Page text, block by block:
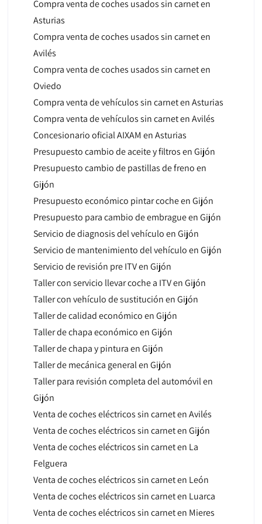
Compra venta de coches usados sin carnet en
Asturias
Compra venta de coches usados sin carnet en
Avilés
Compra venta de coches usados sin carnet en
Oviedo
Compra venta de vehículos sin carnet en Asturias
Compra venta de vehículos sin carnet en Avilés
Concesionario oficial AIXAM en Asturias
Presupuesto cambio de aceite y filtros en Gijón
Presupuesto cambio de pastillas de freno en
Gijón
Presupuesto económico pintar coche en Gijón
Presupuesto para cambio de embrague en Gijón
Servicio de diagnosis del vehículo en Gijón
Servicio de mantenimiento del vehículo en Gijón
Servicio de revisión pre ITV en Gijón
Taller con servicio llevar coche a ITV en Gijón
Taller con vehículo de sustitución en Gijón
Taller de calidad económico en Gijón
Taller de chapa económico en Gijón
Taller de chapa y pintura en Gijón
Taller de mecánica general en Gijón
Taller para revisión completa del automóvil en
Gijón
Venta de coches eléctricos sin carnet en Avilés
Venta de coches eléctricos sin carnet en Gijón
Venta de coches eléctricos sin carnet en La
Felguera
Venta de coches eléctricos sin carnet en León
Venta de coches eléctricos sin carnet en Luarca
Venta de coches eléctricos sin carnet en Mieres